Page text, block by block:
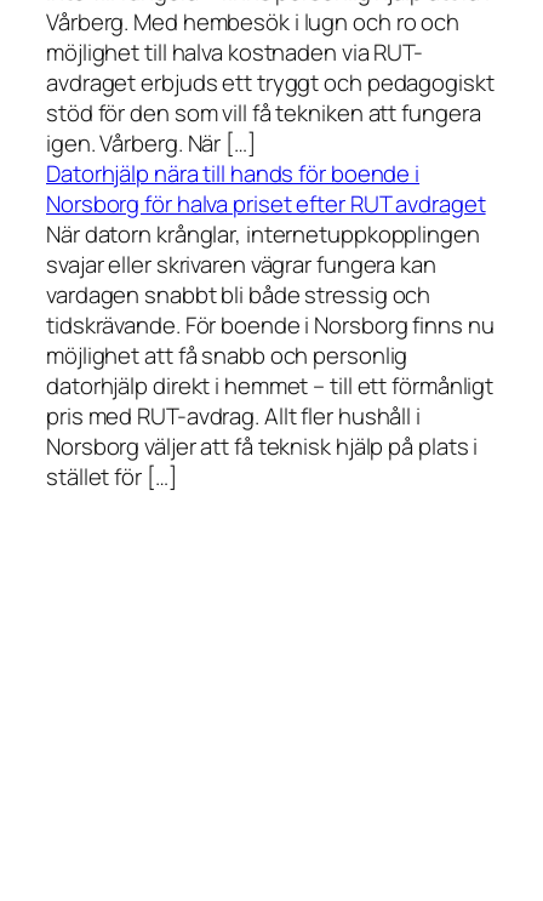
Vårberg. Med hembesök i lugn och ro och
möjlighet till halva kostnaden via RUT-
avdraget erbjuds ett tryggt och pedagogiskt
stöd för den som vill få tekniken att fungera
igen. Vårberg. När […]
Datorhjälp nära till hands för boende i
Norsborg för halva priset efter RUT avdraget
När datorn krånglar, internetuppkopplingen
svajar eller skrivaren vägrar fungera kan
vardagen snabbt bli både stressig och
tidskrävande. För boende i Norsborg finns nu
möjlighet att få snabb och personlig
datorhjälp direkt i hemmet – till ett förmånligt
pris med RUT-avdrag. Allt fler hushåll i
Norsborg väljer att få teknisk hjälp på plats i
stället för […]